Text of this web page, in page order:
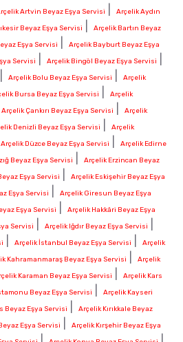
Artvin Beyaz Eşya Servisi
Arçelik Aydın
Beyaz Eşya Servisi
Arçelik Bartın Beyaz
Eşya Servisi
Arçelik Bayburt Beyaz Eşya
Servisi Arçelik Bingöl Beyaz Eşya Servisi
Arçelik Bolu Beyaz Eşya Servisi
Arçelik
Bursa Beyaz Eşya Servisi
Arçelik
Arçelik Çankırı Beyaz Eşya Servisi
Arçelik
Denizli Beyaz Eşya Servisi
Arçelik
Arçelik Düzce Beyaz Eşya Servisi
Arçelik Edirne
Beyaz Eşya Servisi
Arçelik Erzincan Beyaz
Eşya Servisi
Arçelik Eskişehir Beyaz Eşya
Eşya Servisi
Arçelik Giresun Beyaz Eşya
Eşya Servisi
Arçelik Hakkâri Beyaz Eşya
Servisi Arçelik Iğdır Beyaz Eşya Servisi
Arçelik İstanbul Beyaz Eşya Servisi
Arçelik
Kahramanmaraş Beyaz Eşya Servisi
Arçelik
Karaman Beyaz Eşya Servisi
Arçelik Kars
Beyaz Eşya Servisi
Arçelik Kayseri
Beyaz Eşya Servisi
Arçelik Kırıkkale Beyaz
Eşya Servisi
Arçelik Kırşehir Beyaz Eşya